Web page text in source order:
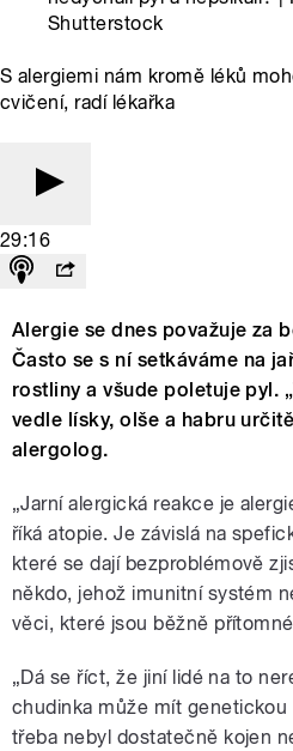
Shutterstock
S alergiemi nám kromě léků
cvičení, radí lékařka
29:16
Alergie se dnes považuje za
Často se s ní setkáváme na
rostliny a všude poletuje pyl.
vedle lísky, olše a habru
alergolog.
„Jarní alergická reakce je
říká atopie. Je závislá na
které se dají bezproblémově
někdo, jehož imunitní systém
věci, které jsou běžně
„Dá se říct, že jiní lidé na to
chudinka může mít
třeba nebyl dostatečně kojen